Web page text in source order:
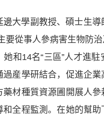
學副教授、碩士生導
要從事人參病害生物防
和14名“三區”人才進
産學研結合，促進企
材種質資源圃開展人
全程監測。在她的幫